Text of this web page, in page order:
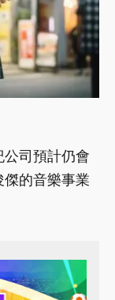
司預計仍會
的音樂事業